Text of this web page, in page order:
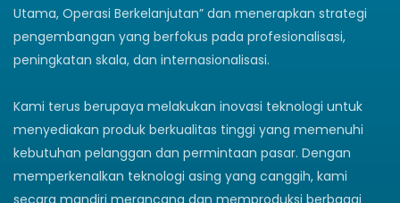
Utama, Operasi Berkelanjutan” dan menerapkan strategi
pengembangan yang berfokus pada profesionalisasi,
peningkatan skala, dan internasionalisasi.
Kami terus berupaya melakukan inovasi teknologi untuk
menyediakan produk berkualitas tinggi yang memenuhi
kebutuhan pelanggan dan permintaan pasar. Dengan
memperkenalkan teknologi asing yang canggih, kami
secara mandiri merancang dan memproduksi berbagai